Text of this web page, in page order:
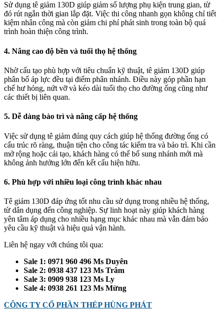
Sử dụng tê giảm 130D giúp giảm số lượng phụ kiện trung gian, từ
đó rút ngắn thời gian lắp đặt. Việc thi công nhanh gọn không chỉ tiết
kiệm nhân công mà còn giảm chi phí phát sinh trong toàn bộ quá
trình hoàn thiện công trình.
4. Nâng cao độ bền và tuổi thọ hệ thống
Nhờ cấu tạo phù hợp với tiêu chuẩn kỹ thuật, tê giảm 130D giúp
phân bố áp lực đều tại điểm phân nhánh. Điều này góp phần hạn
chế hư hỏng, nứt vỡ và kéo dài tuổi thọ cho đường ống cũng như
các thiết bị liên quan.
5. Dễ dàng bảo trì và nâng cấp hệ thống
Việc sử dụng tê giảm đúng quy cách giúp hệ thống đường ống có
cấu trúc rõ ràng, thuận tiện cho công tác kiểm tra và bảo trì. Khi cần
mở rộng hoặc cải tạo, khách hàng có thể bổ sung nhánh mới mà
không ảnh hưởng lớn đến kết cấu hiện hữu.
6. Phù hợp với nhiều loại công trình khác nhau
Tê giảm 130D đáp ứng tốt nhu cầu sử dụng trong nhiều hệ thống,
từ dân dụng đến công nghiệp. Sự linh hoạt này giúp khách hàng
yên tâm áp dụng cho nhiều hạng mục khác nhau mà vẫn đảm bảo
yêu cầu kỹ thuật và hiệu quả vận hành.
Liên hệ ngay với chúng tôi qua:
Sale 1: 0971 960 496 Ms Duyên
Sale 2: 0938 437 123 Ms Trâm
Sale 3: 0909 938 123 Ms Ly
Sale 4: 0938 261 123 Ms Mừng
CÔNG TY CỔ PHẦN THÉP HÙNG PHÁT